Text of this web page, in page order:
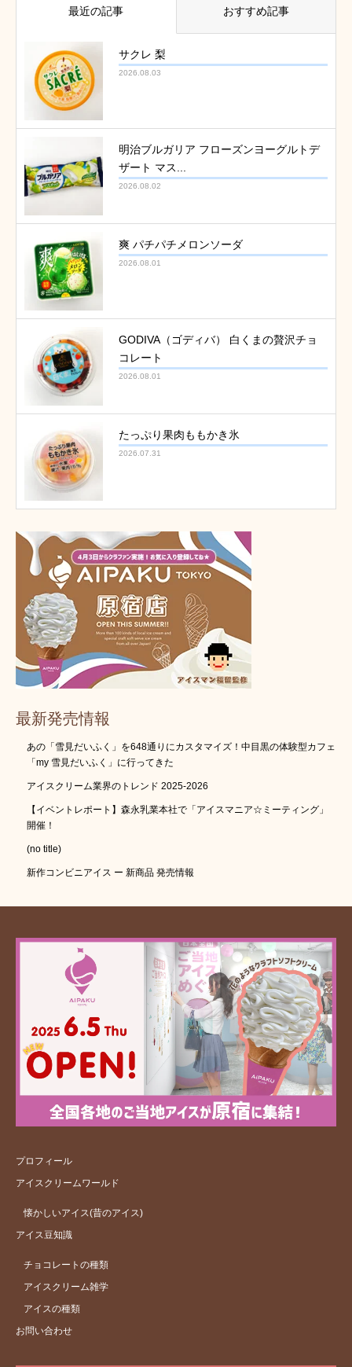
最近の記事 おすすめ記事
サクレ 梨
2026.08.03
明治ブルガリア フローズンヨーグルトデ
ザート マス...
2026.08.02
爽 パチパチメロンソーダ
2026.08.01
GODIVA（ゴディバ） 白くまの贅沢チョ
コレート
2026.08.01
たっぷり果肉ももかき氷
2026.07.31
最新発売情報
あの「雪見だいふく」を648通りにカスタマイズ！中目黒の体験型カフェ
「my 雪見だいふく」に行ってきた
アイスクリーム業界のトレンド 2025-2026
【イベントレポート】森永乳業本社で「アイスマニア☆ミーティング」
開催！
(no title)
新作コンビニアイス ー 新商品 発売情報
プロフィール
アイスクリームワールド
懐かしいアイス(昔のアイス)
アイス豆知識
チョコレートの種類
アイスクリーム雑学
アイスの種類
お問い合わせ